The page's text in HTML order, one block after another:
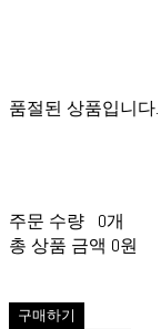
품절된 상품입니다.
주문 수량
0개
총 상품 금액 0원
구매하기